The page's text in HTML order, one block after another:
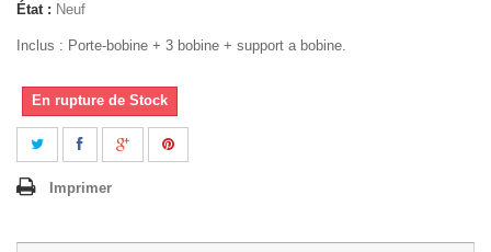
État : Neuf
Inclus : Porte-bobine + 3 bobine + support a bobine.
En rupture de Stock
Imprimer